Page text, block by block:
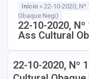
Início » 22-10-2020,
Obaque Negi)
22-10-2020,
Ass Cultural
22-10-2020, Nº